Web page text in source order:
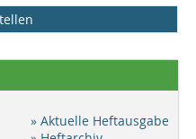
» Aktuelle Heftausgabe